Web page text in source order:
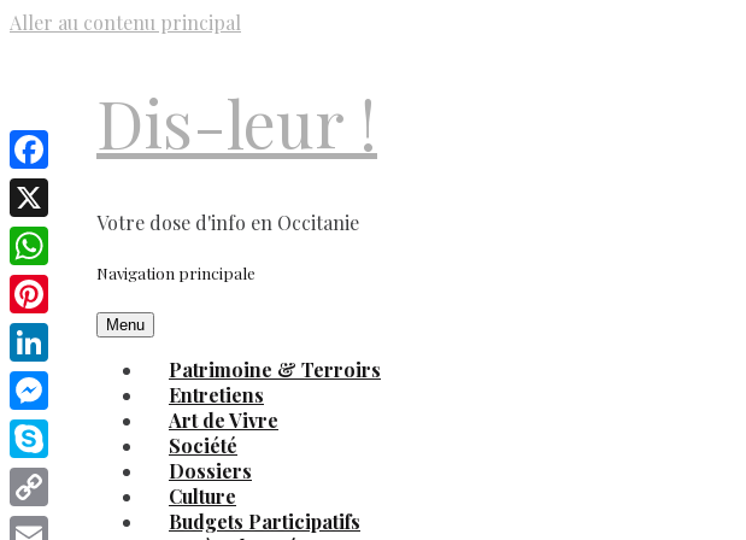
Aller au contenu principal
Dis-leur !
Votre dose d'info en Occitanie
Navigation principale
Menu
Patrimoine & Terroirs
Entretiens
Art de Vivre
Société
Dossiers
Culture
Budgets Participatifs
Facebook
X
WhatsApp
Pinterest
LinkedIn
Messenger
Skype
Copy